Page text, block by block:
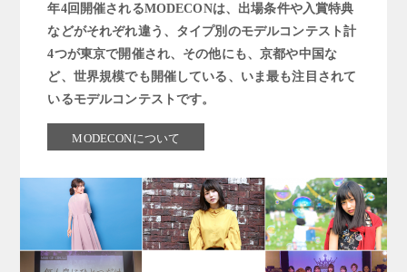
年4回開催されるMODECONは、出場条件や入賞特典
などがそれぞれ違う、タイプ別のモデルコンテスト計
4つが東京で開催され、その他にも、京都や中国な
ど、世界規模でも開催している、いま最も注目されて
いるモデルコンテストです。
MODECONについて